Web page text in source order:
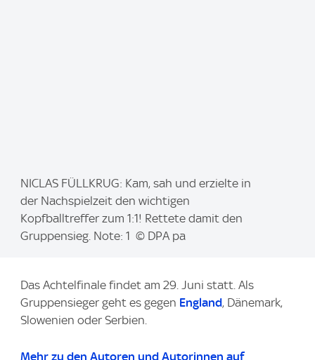
m
NICLAS FÜLLKRUG: Kam, sah und erzielte in
der Nachspielzeit den wichtigen
Kopfballtreffer zum 1:1! Rettete damit den
Gruppensieg. Note: 1 © DPA pa
Das Achtelfinale findet am 29. Juni statt. Als
Gruppensieger geht es gegen England, Dänemark,
Slowenien oder Serbien.
Mehr zu den Autoren und Autorinnen auf